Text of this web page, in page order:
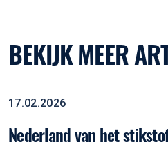
BEKIJK MEER
Opinie
17.02.2026
Nederland van het